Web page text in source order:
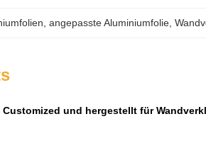
, angepasste Aluminiumfolie ,
und hergestellt für